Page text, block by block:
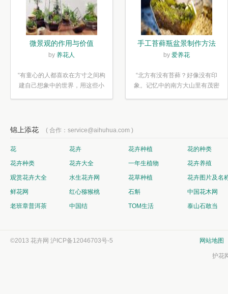
微景观的作用与价值
by 养花人
“有童心的人都喜欢在方寸之间构
建自己想象中的世界，用这些小
手工苔藓瓶盆景制作方法
by 爱养花
“北方有没有苔藓？好像没有印
象。记忆中的南方大山里有茂密
锦上添花 ( 合作：service@aihuhua.com )
花 花卉 花卉种植
花的种类
花卉种类
花卉大全 一年生植物
花卉养殖
观赏花卉大全
水生花卉网 花草种植
花卉图片及名
鲜花网
红心猕猴桃 石斛
中国花木网
老班章普洱茶
中国结 TOM生活 泰山石敢当
©2013 花卉网 沪ICP备12046703号-5 网站地图
护花